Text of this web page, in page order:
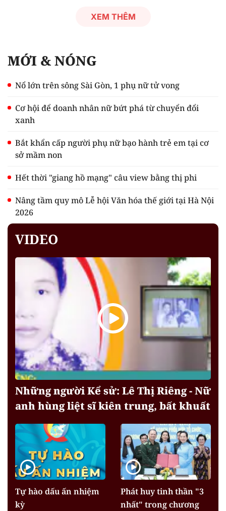
XEM THÊM
MỚI & NÓNG
Nổ lớn trên sông Sài Gòn, 1 phụ nữ tử vong
Cơ hội để doanh nhân nữ bứt phá từ chuyển đổi
xanh
Bắt khẩn cấp người phụ nữ bạo hành trẻ em tại cơ
sở mầm non
Hết thời "giang hồ mạng" câu view bằng thị phi
Nâng tầm quy mô Lễ hội Văn hóa thế giới tại Hà Nội
2026
VIDEO
Những người Kể sử: Lê Thị Riêng - Nữ
anh hùng liệt sĩ kiên trung, bất khuất
Tự hào dấu ấn nhiệm
kỳ
Phát huy tinh thần "3
nhất" trong chương